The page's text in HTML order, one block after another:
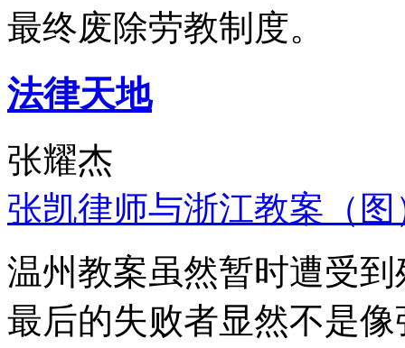
最终废除劳教制度。
法律天地
张耀杰
张凯律师与浙江教案（图
温州教案虽然暂时遭受
最后的失败者显然不是